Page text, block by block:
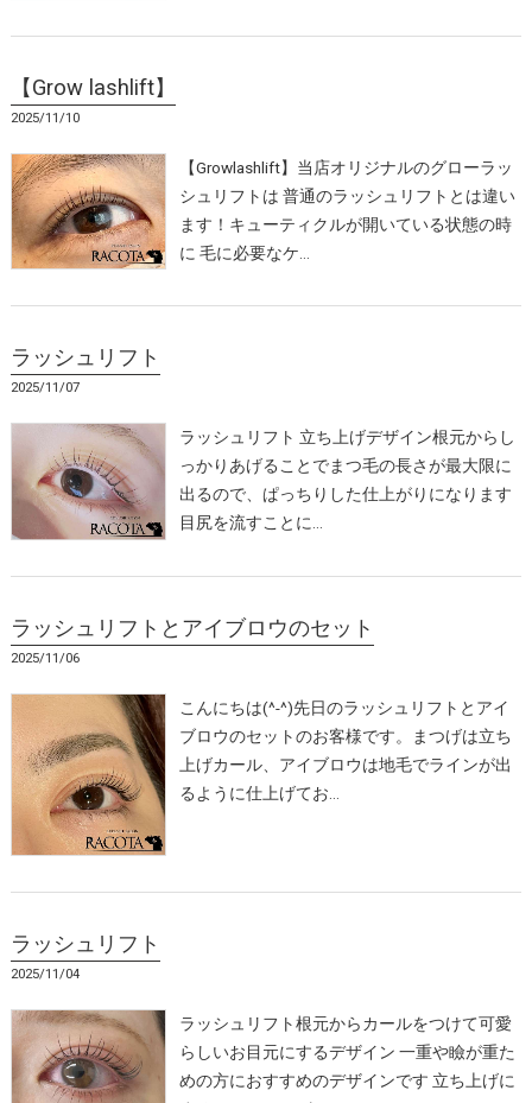
【Grow lashlift】
2025/11/10
【Growlashlift】当店オリジナルのグローラッ
シュリフトは 普通のラッシュリフトとは違い
ます！キューティクルが開いている状態の時
に 毛に必要なケ…
ラッシュリフト
2025/11/07
ラッシュリフト 立ち上げデザイン根元からし
っかりあげることでまつ毛の長さが最大限に
出るので、ぱっちりした仕上がりになります
目尻を流すことに…
ラッシュリフトとアイブロウのセット
2025/11/06
こんにちは(^-^)先日のラッシュリフトとアイ
ブロウのセットのお客様です。まつげは立ち
上げカール、アイブロウは地毛でラインが出
るように仕上げてお…
ラッシュリフト
2025/11/04
ラッシュリフト根元からカールをつけて可愛
らしいお目元にするデザイン 一重や瞼が重た
めの方におすすめのデザインです 立ち上げに